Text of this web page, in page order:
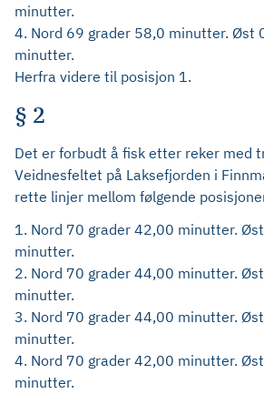
minutter.
4. Nord 69 grader 58,0 minutter. Øst
minutter.
Herfra videre til posisjon 1.
§ 2
Det er forbudt å fisk etter reker med
Veidnesfeltet på Laksefjorden i
rette linjer mellom følgende
1. Nord 70 grader 42,00 minutter.
minutter.
2. Nord 70 grader 44,00 minutter.
minutter.
3. Nord 70 grader 44,00 minutter.
minutter.
4. Nord 70 grader 42,00 minutter.
minutter.